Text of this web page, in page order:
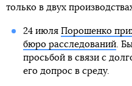
только в двух
24 июля Порошенко
бюро расследований.
просьбой в связи с
его допрос в среду.